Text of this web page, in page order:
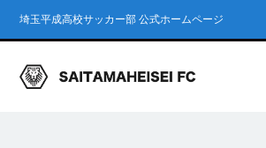
埼玉平成高校サッカー部 公式ホームページ